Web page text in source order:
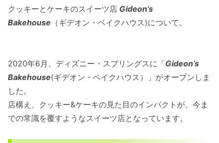
クッキーとケーキのスイーツ店 Gideon’s
Bakehouse （ギデオン・ベイクハウス)について。
2020年6月、ディズニー・スプリングスに「Gideon’s
Bakehouse(ギデオン・ベイクハウス）」がオープンしま
した。
店構え、クッキー&ケーキの見た目のインパクトが、今ま
での常識を覆すようなスイーツ店となっています。